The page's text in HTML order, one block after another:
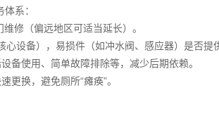
体系：
修（偏远地区可适当延长）。
设备），易损件（如冲水阀、感应器）是否提
备使用、简单故障排除等，减少后期依赖。
更换，避免厕所“瘫痪”。